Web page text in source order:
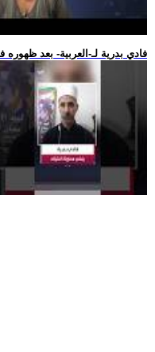
.. فادي بدرية لـ-العربية- بعد